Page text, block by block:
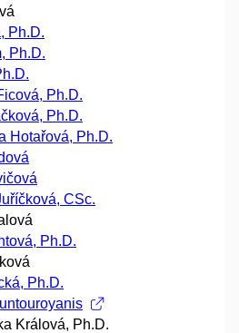
Ph.D.
Ph.D.
Ph.D.
Ph.D.
Hotařová, Ph.D.
CSc.
Ph.D.
Ph.D.
Králová, Ph.D.